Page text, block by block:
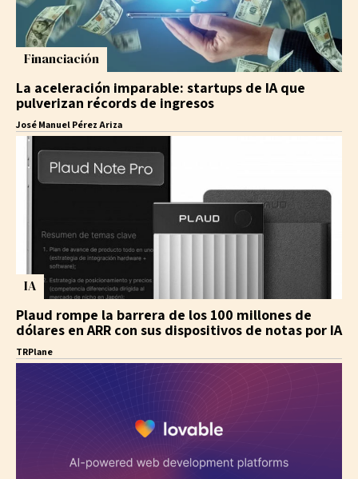
Financiación
La aceleración imparable: startups de IA que
pulverizan récords de ingresos
José Manuel Pérez Ariza
IA
Plaud rompe la barrera de los 100 millones de
dólares en ARR con sus dispositivos de notas por IA
TRPlane